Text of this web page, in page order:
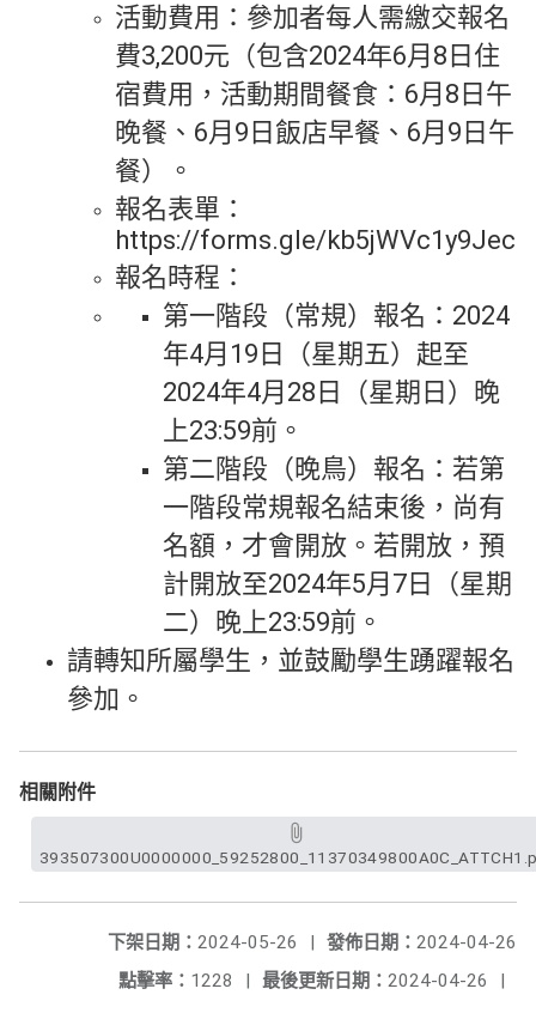
活動費用：參加者每人需繳交報名
費3,200元（包含2024年6月8日住
宿費用，活動期間餐食：6月8日午
晚餐、6月9日飯店早餐、6月9日午
餐）。
報名表單：
https://forms.gle/
報名時程：
第一階段（常規）報名：2024
年4月19日（星期五）起至
2024年4月28日（星期日）晚
上23:59前。
第二階段（晚鳥）報名：若第
一階段常規報名結束後，尚有
名額，才會開放。若開放，預
計開放至2024年5月7日（星期
二）晚上23:59前。
請轉知所屬學生，並鼓勵學生踴躍報名
參加。
相關附件
發佈日期： 2024-04-26
下架日期： 2024-05-26
|
最後更新日期： 2024-04-26 |
點擊率： 1228 |